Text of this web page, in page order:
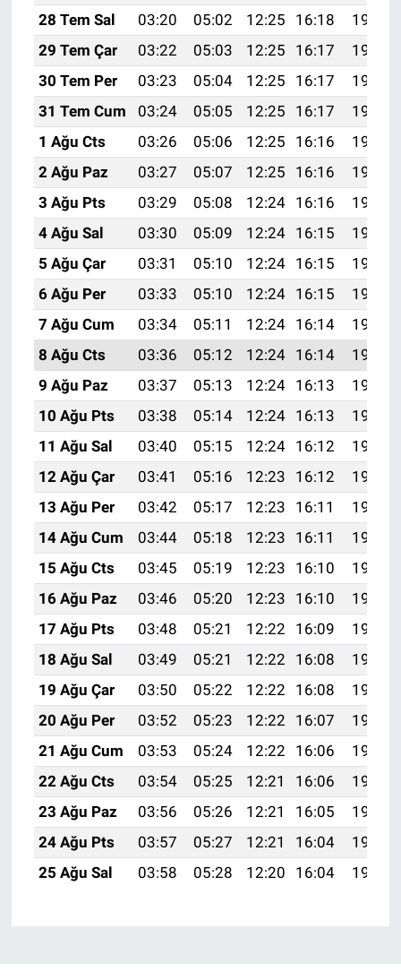
28 Tem Sal
03:20 05:02 12:25 16:18
19:37
29 Tem Çar
03:22 05:03 12:25 16:17
19:36
30 Tem Per
03:23 05:04 12:25 16:17
19:35
31 Tem Cum
03:24 05:05 12:25 16:17
19:34
1 Ağu Cts
03:26 05:06 12:25 16:16
19:33
2 Ağu Paz
03:27 05:07 12:25 16:16
19:32
3 Ağu Pts
03:29 05:08 12:24 16:16
19:31
4 Ağu Sal
03:30 05:09 12:24 16:15
19:30
5 Ağu Çar
03:31 05:10 12:24 16:15
19:29
6 Ağu Per
03:33 05:10 12:24 16:15
19:28
7 Ağu Cum
03:34 05:11 12:24 16:14
19:27
8 Ağu Cts
03:36 05:12 12:24 16:14
19:26
9 Ağu Paz
03:37 05:13 12:24 16:13
19:25
10 Ağu Pts
03:38 05:14 12:24 16:13
19:23
11 Ağu Sal
03:40 05:15 12:24 16:12
19:22
12 Ağu Çar
03:41 05:16 12:23 16:12
19:21
13 Ağu Per
03:42 05:17 12:23 16:11
19:20
14 Ağu Cum
03:44 05:18 12:23 16:11
19:18
15 Ağu Cts
03:45 05:19 12:23 16:10
19:17
16 Ağu Paz
03:46 05:20 12:23 16:10
19:16
17 Ağu Pts
03:48 05:21 12:22 16:09
19:14
18 Ağu Sal
03:49 05:21 12:22 16:08
19:13
19 Ağu Çar
03:50 05:22 12:22 16:08
19:12
20 Ağu Per
03:52 05:23 12:22 16:07
19:10
21 Ağu Cum
03:53 05:24 12:22 16:06
19:09
22 Ağu Cts
03:54 05:25 12:21 16:06
19:07
23 Ağu Paz
03:56 05:26 12:21 16:05
19:06
24 Ağu Pts
03:57 05:27 12:21 16:04
19:04
25 Ağu Sal
03:58 05:28 12:20 16:04 19:03